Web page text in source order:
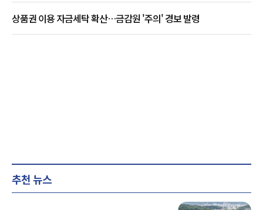
상품권 이용 자금세탁 확산…금감원 '주의' 경보 발령
추천 뉴스